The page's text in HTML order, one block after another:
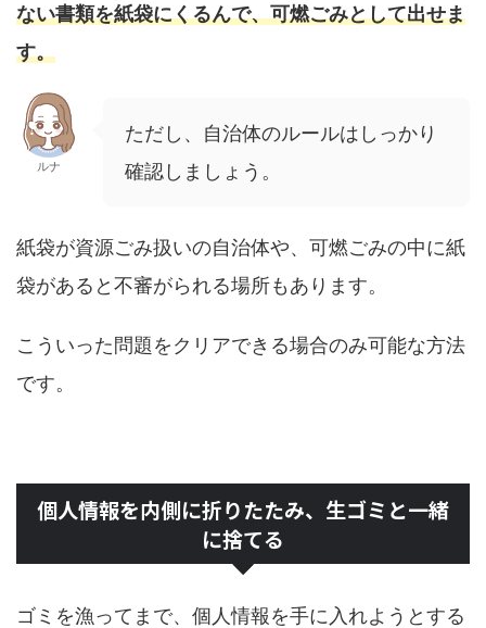
ない書類を紙袋にくるんで、可燃ごみとして出せま
す。
ルナ
ただし、自治体のルールはしっかり
確認しましょう。
紙袋が資源ごみ扱いの自治体や、可燃ごみの中に紙
袋があると不審がられる場所もあります。
こういった問題をクリアできる場合のみ可能な方法
です。
個人情報を内側に折りたたみ、生ゴミと一緒
に捨てる
ゴミを漁ってまで、個人情報を手に入れようとする